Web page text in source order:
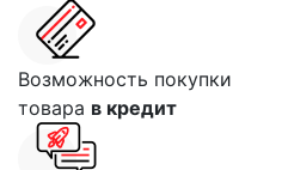
Возможность покупки
товара в кредит